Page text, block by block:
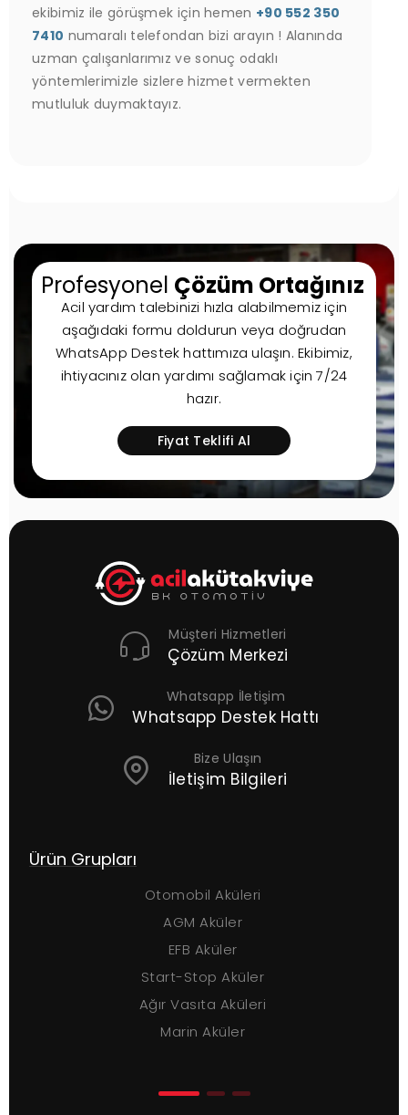
ekibimiz ile görüşmek için hemen +90 552 350
7410 numaralı telefondan bizi arayın ! Alanında
uzman çalışanlarımız ve sonuç odaklı
yöntemlerimizle sizlere hizmet vermekten
mutluluk duymaktayız.
Profesyonel Çözüm Ortağınız
Acil yardım talebinizi hızla alabilmemiz için
aşağıdaki formu doldurun veya doğrudan
WhatsApp Destek hattımıza ulaşın. Ekibimiz,
ihtiyacınız olan yardımı sağlamak için 7/24
hazır.
Fiyat Teklifi Al
Müşteri Hizmetleri
Çözüm Merkezi
Whatsapp İletişim
Whatsapp Destek Hattı
Bize Ulaşın
İletişim Bilgileri
Ürün Grupları
Otomobil Aküleri
AGM Aküler
EFB Aküler
Start-Stop Aküler
Ağır Vasıta Aküleri
Marin Aküler